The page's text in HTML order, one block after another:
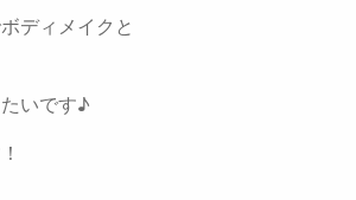
ディメイクと
いです♪